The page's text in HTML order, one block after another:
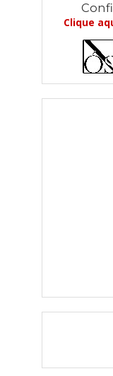
Clique